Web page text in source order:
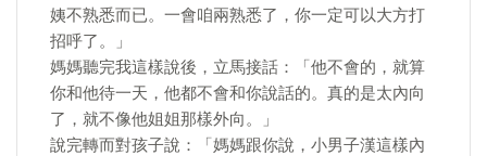
姨不熟悉而已。一會咱兩熟悉了，你一定可以大方打
招呼了。」
媽媽聽完我這樣說後，立馬接話：「他不會的，就算
你和他待一天，他都不會和你說話的。真的是太內向
了，就不像他姐姐那樣外向。」
說完轉而對孩子說：「媽媽跟你說，小男子漢這樣內